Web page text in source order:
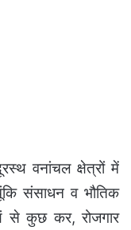
वनांचल क्षेत्रों में
संसाधन व भौतिक
से कुछ कर, रोजगार